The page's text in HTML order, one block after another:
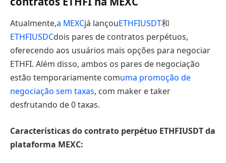
Atualmente,a MEXCjá lançouETHFIUSDT和
ETHFIUSDCdois pares de contratos perpétuos,
oferecendo aos usuários mais opções para negociar
ETHFI. Além disso, ambos os pares de negociação
estão temporariamente comuma promoção de
negociação sem taxas, com maker e taker
desfrutando de 0 taxas.
Características do contrato perpétuo ETHFIUSDT da
plataforma MEXC: